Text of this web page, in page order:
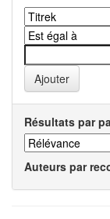
Résultats par
Auteurs par